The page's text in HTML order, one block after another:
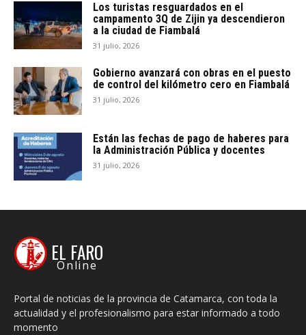
Los turistas resguardados en el
campamento 3Q de Zijin ya descendieron
a la ciudad de Fiambalá
31 julio, 2026
Gobierno avanzará con obras en el puesto
de control del kilómetro cero en Fiambalá
31 julio, 2026
Están las fechas de pago de haberes para
la Administración Pública y docentes
31 julio, 2026
EL FARO
Online
Portal de noticias de la provincia de Catamarca, con toda la
actualidad y el profesionalismo para estar informado a todo
momento